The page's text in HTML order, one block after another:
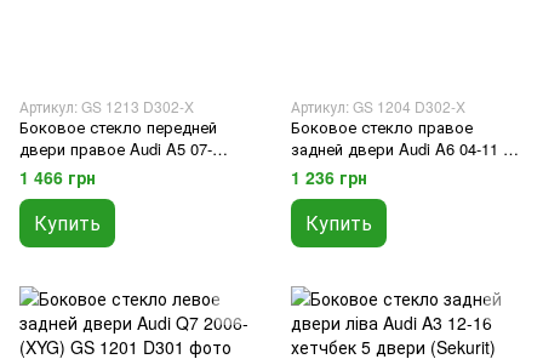
Артикул: GS 1213 D302-X
Боковое стекло передней
двери правое Audi A5 07-
(Sekurit)
1 466 грн
Купить
Артикул: GS 1204 D302-X
Боковое стекло правое
задней двери Audi A6 04-11 C6
(Sekurit)
1 236 грн
Купить